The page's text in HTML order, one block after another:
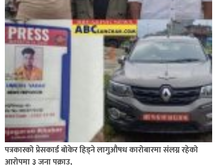
पत्रकारको प्रेसकार्ड बोकेर हिड्ने लागुऔषध कारोबारमा संलग्न रहेको